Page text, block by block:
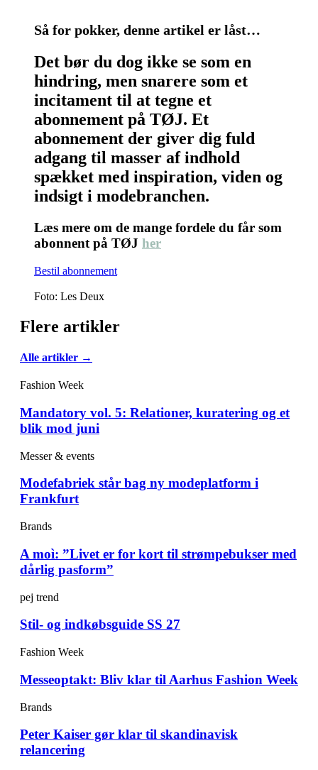
Så for pokker, denne artikel er låst…
Det bør du dog ikke se som en
hindring, men snarere som et
incitament til at tegne et
abonnement på TØJ. Et
abonnement der giver dig fuld
adgang til masser af indhold
spækket med inspiration, viden og
indsigt i modebranchen.
Læs mere om de mange fordele du får som
abonnent på TØJ her
Bestil abonnement
Foto: Les Deux
Flere artikler
Alle artikler →
Fashion Week
Mandatory vol. 5: Relationer, kuratering og et
blik mod juni
Messer & events
Modefabriek står bag ny modeplatform i
Frankfurt
Brands
A moì: ”Livet er for kort til strømpebukser med
dårlig pasform”
pej trend
Stil- og indkøbsguide SS 27
Fashion Week
Messeoptakt: Bliv klar til Aarhus Fashion Week
Brands
Peter Kaiser gør klar til skandinavisk
relancering